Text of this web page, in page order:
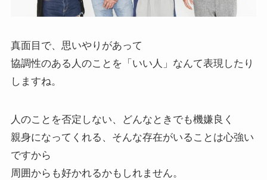
真面目で、思いやりがあって
協調性のある人のことを「いい人」なんて表現したり
しますね。
人のことを否定しない、どんなときでも機嫌良く
親身になってくれる、そんな存在がいることは心強い
ですから
周囲からも好かれるかもしれません。